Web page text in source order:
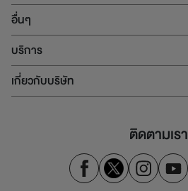
อื่นๆ
บริการ
เกี่ยวกับบริษัท
ติดตามเรา